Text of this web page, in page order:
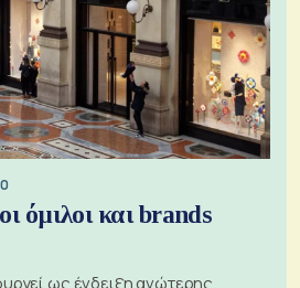
όμιλοι και brands
ως ένδειξη ανώτερης